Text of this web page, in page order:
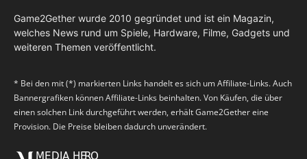
Game2Gether wurde 2010 gegründet und ist ein Magazin,
welches News rund um Spiele, Hardware, Filme, Gadgets und
weiteren Themen veröffentlicht.
* Bei den mit (*) markierten Links handelt es sich um Affiliate-Links. Auch
Bannergrafiken können Affiliate-Links beinhalten. Von Käufen, die über
einen solchen Link durchgeführt werden, erhält Game2Gether eine
Provision. Die Preise bleiben dadurch unverändert.